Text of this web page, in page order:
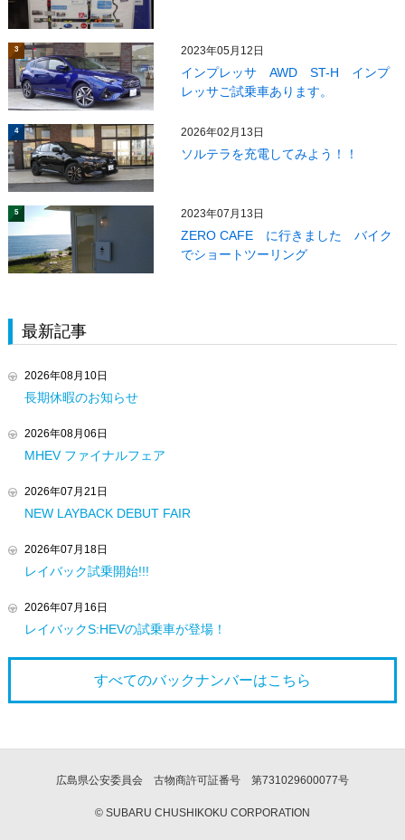
3 2023年05月12日
インプレッサ AWD ST-H インプ
レッサご試乗車あります。
4 2026年02月13日
ソルテラを充電してみよう！！
5 2023年07月13日
ZERO CAFE に行きました バイク
でショートツーリング
最新記事
2026年08月10日
長期休暇のお知らせ
2026年08月06日
MHEV ファイナルフェア
2026年07月21日
NEW LAYBACK DEBUT FAIR
2026年07月18日
レイバック試乗開始!!!
2026年07月16日
レイバックS:HEVの試乗車が登場！
すべてのバックナンバーはこちら
広島県公安委員会 古物商許可証番号 第731029600077号
© SUBARU CHUSHIKOKU CORPORATION